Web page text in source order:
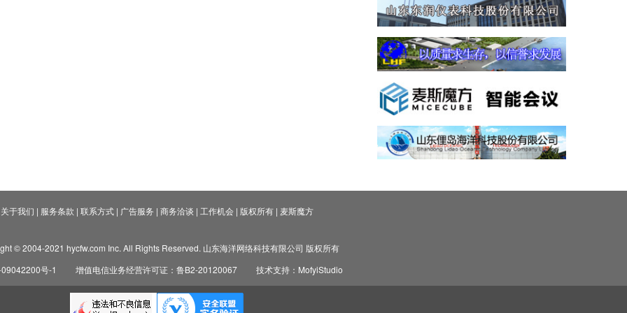
关于我们 | 服务条款 | 联系方式| 广告服务 | 商务洽谈 | 工作机会| 版权所有| 麦斯魔方
© 2004-2021 hycfw.com Inc. All Rights Reserved. 山东海洋网络科技有限公司 版权所有
号-1
增值电信业务经营许可证：鲁B2-20120067 技术支持：MofyiStudio